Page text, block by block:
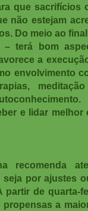
que sacrifícios
não estejam
Do meio ao
– terá bom
a
envolvimento
e lidar melhor
recomenda
seja por ajustes
partir de quarta-
a